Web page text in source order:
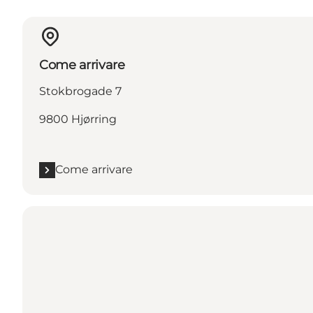
Come arrivare
Stokbrogade 7
9800 Hjørring
Come arrivare